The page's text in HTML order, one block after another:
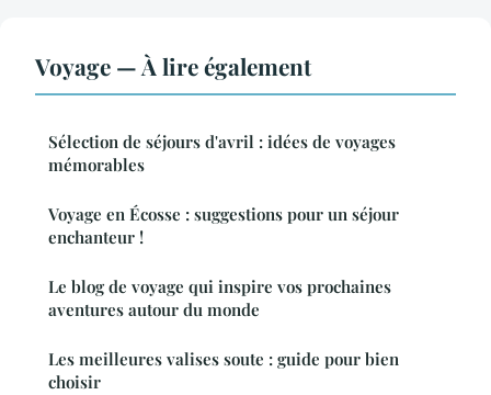
Voyage — À lire également
Sélection de séjours d'avril : idées de voyages
mémorables
Voyage en Écosse : suggestions pour un séjour
enchanteur !
Le blog de voyage qui inspire vos prochaines
aventures autour du monde
Les meilleures valises soute : guide pour bien
choisir